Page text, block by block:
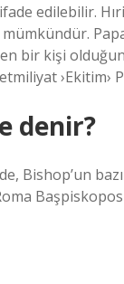
edilebilir.
mümkündür.
bir kişi
denir?
Bishop’un